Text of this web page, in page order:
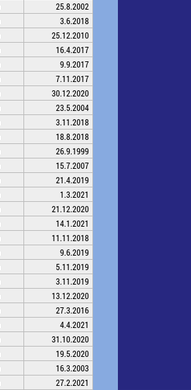
25.8.2002
3.6.2018
25.12.2010
16.4.2017
9.9.2017
7.11.2017
30.12.2020
23.5.2004
3.11.2018
18.8.2018
26.9.1999
15.7.2007
21.4.2019
1.3.2021
21.12.2020
14.1.2021
11.11.2018
9.6.2019
5.11.2019
3.11.2019
13.12.2020
27.3.2016
4.4.2021
31.10.2020
19.5.2020
16.3.2003
27.2.2021